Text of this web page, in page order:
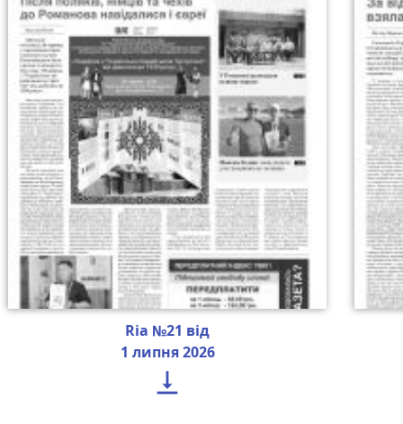
Ria №21 від
1 липня 2026
